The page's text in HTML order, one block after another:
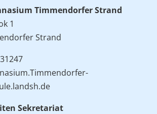
Timmendorfer Strand
1
Strand
Sekretariat